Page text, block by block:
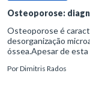
Osteoporose:
Osteoporose é
desorganização
óssea.Apesar de
patofisiológico, e não c
PorDimitris Rados